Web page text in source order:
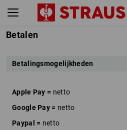
Betalen
Betalingsmogelijkheden
Apple Pay = netto
Google Pay = netto
Paypal = netto